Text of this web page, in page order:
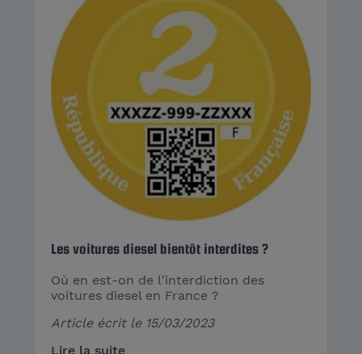
Les voitures diesel bientôt interdites ?
Où en est-on de l'interdiction des
voitures diesel en France ?
Article écrit le 15/03/2023
Lire la suite